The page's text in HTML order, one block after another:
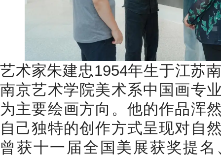
艺术家朱建忠1954年生于江苏
南京艺术学院美术系中国画专
为主要绘画方向。他的作品浑
自己独特的创作方式呈现对自
曾获十一届全国美展获奖提